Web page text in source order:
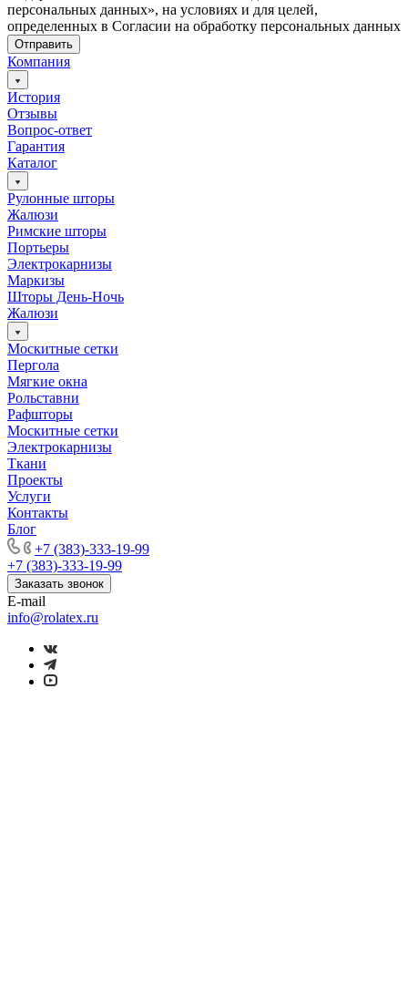
персональных данных», на условиях и для целей,
определенных в Согласии на обработку персональных данных
Отправить
Компания
История
Отзывы
Вопрос-ответ
Гарантия
Каталог
Рулонные шторы
Жалюзи
Римские шторы
Портьеры
Электрокарнизы
Маркизы
Шторы День-Ночь
Жалюзи
Москитные сетки
Пергола
Мягкие окна
Рольставни
Рафшторы
Москитные сетки
Электрокарнизы
Ткани
Проекты
Услуги
Контакты
Блог
+7 (383)-333-19-99
+7 (383)-333-19-99
Заказать звонок
E-mail
info@rolatex.ru